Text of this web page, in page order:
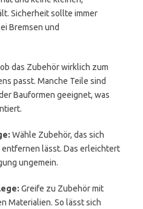
Sicherheit sollte immer
Bremsen und
das Zubehör wirklich zum
passt. Manche Teile sind
Bauformen geeignet, was
Wähle Zubehör, das sich
lässt. Das erleichtert
ungemein.
Greife zu Zubehör mit
Materialien. So lässt sich